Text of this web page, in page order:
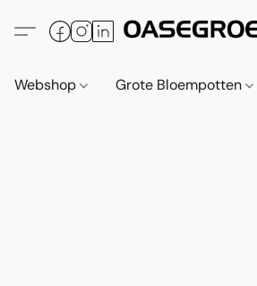
Webshop Grote Bloempotten